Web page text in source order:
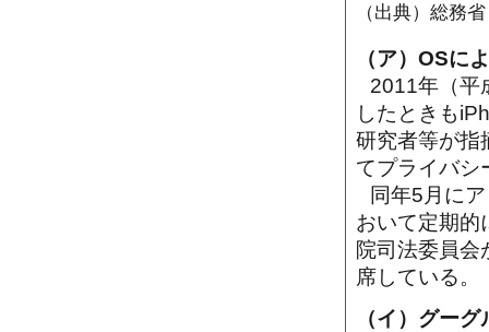
（出典）総務
（ア）OSに
2011年（平
したときも
研究者等が指
てプライバシ
同年5月に
おいて定期的
院司法委員会
席している。
（イ）グー